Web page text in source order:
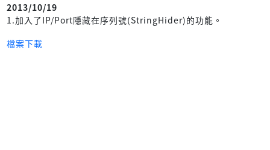
2013/10/19
1.加入了IP/Port隱藏在序列號(StringHider)的功能。
檔案下載